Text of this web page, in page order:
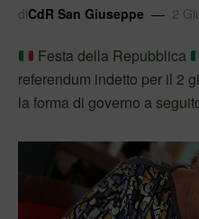
diCdR San Giuseppe 2
Festa della Repubblica
referendum indetto per il 2
la forma di governo a
simbolo formato da…